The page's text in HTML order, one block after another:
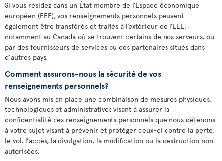
Si vous résidez dans un État membre de l’Espace économique
européen (EEE), vos renseignements personnels peuvent
également être transférés et traités à l’extérieur de l’EEE,
notamment au Canada où se trouvent certains de nos serveurs, ou
par des fournisseurs de services ou des partenaires situés dans
d’autres pays.
Comment assurons-nous la sécurité de vos
renseignements personnels?
Nous avons mis en place une combinaison de mesures physiques,
technologiques et administratives visant à assurer la
confidentialité des renseignements personnels que nous détenons
à votre sujet visant à prévenir et protéger ceux-ci contre la perte,
le vol, l’accès, la divulgation, la modification ou la destruction non-
autorisées.